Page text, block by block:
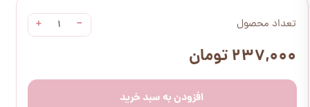
تعداد محصول −
+
۲۳۷,۰۰۰ تومان
افزودن به سبد خرید